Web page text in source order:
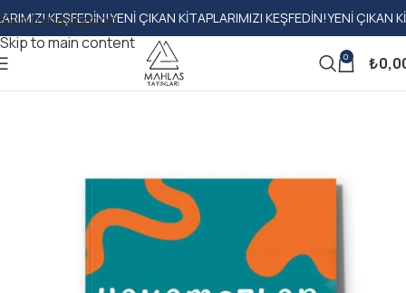
Skip to navigation
Skip to main content
KEŞFEDIN!YENI ÇIKAN KITAPLARIMIZI KEŞFEDIN!YENI ÇIKAN
0 ₺